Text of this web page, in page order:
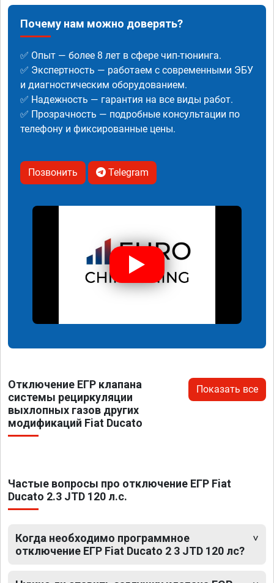
Почему нам можно доверять?
✅ Опыт — более 8 лет в сфере чип-тюнинга.
✅ Экспертность — работаем с современными ЭБУ
и диагностическим оборудованием.
✅ Надежность — гарантия на все виды работ.
✅ Прозрачность — подробные консультации по
телефону и фиксированные цены.
Позвонить Telegram
Отключение ЕГР клапана
системы рециркуляции
выхлопных газов других
модификаций Fiat Ducato
Показать все
Частые вопросы про отключение ЕГР Fiat
Ducato 2.3 JTD 120 л.с.
Когда необходимо программное
отключение ЕГР Fiat Ducato 2 3 JTD 120 лс?